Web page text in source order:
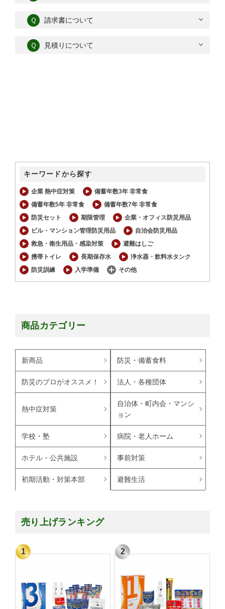
Ｑ 請求書について
Ｑ 見積りについて
キーワードから探す
企業 熱中症対策
備蓄年数3年 非常食
備蓄年数5年 非常食
備蓄年数7年 非常食
防災セット
期限管理
企業・オフィス防災用品
ビル・マンション管理防災用品
自治会防災用品
救急・衛生用品・感染対策
避難はしご
携帯トイレ
長期保存水
浄水器・飲料水タンク
防災訓練
入学準備 その他
商品カテゴリー
新商品 防災・備蓄食料
防災のプロがオススメ！ 法人・各種団体
熱中症対策
自治体・町内会・マンシ
ョン
学校・塾 病院・老人ホーム
ホテル・公共施設 事前対策
初期活動・対策本部 避難生活
売り上げランキング